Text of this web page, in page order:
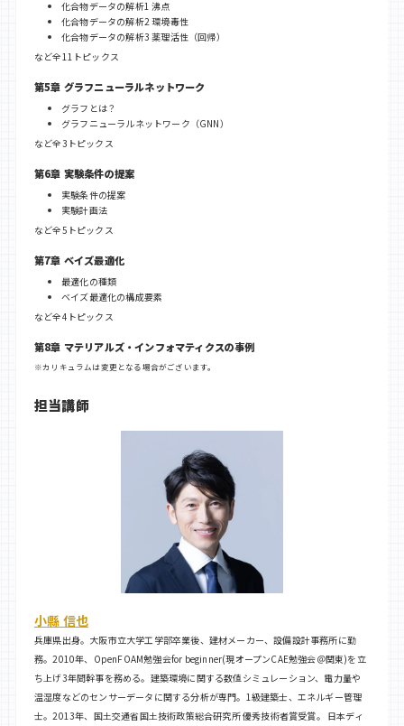
化合物データの解析1 沸点
化合物データの解析2 環境毒性
化合物データの解析3 薬理活性（回帰）
など全11トピックス
第5章 グラフニューラルネットワーク
グラフとは？
グラフニューラルネットワーク（GNN）
など全3トピックス
第6章 実験条件の提案
実験条件の提案
実験計画法
など全5トピックス
第7章 ベイズ最適化
最適化の種類
ベイズ最適化の構成要素
など全4トピックス
第8章 マテリアルズ・インフォマティクスの事例
カリキュラムは変更となる場合がございます。
担当講師
小縣 信也​
兵庫県出身。大阪市立大学工学部卒業後、建材メーカー、設備設計事務所に勤
務。2010年、OpenFOAM勉強会for beginner(現オープンCAE勉強会＠関東)を立
ち上げ3年間幹事を務める。建築環境に関する数値シミュレーション、電力量や
温湿度などのセンサーデータに関する分析が専門。1級建築士、エネルギー管理
士。2013年、国土交通省国土技術政策総合研究所 優秀技術者賞受賞。 日本ディ